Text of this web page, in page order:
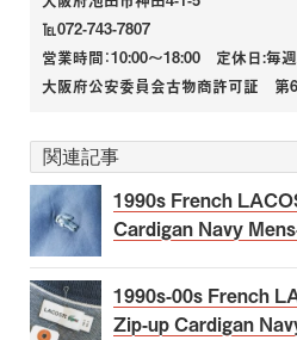
℡072-743-7807
営業時間：10:00～18:00 定休日:毎週
大阪府公安委員会古物商許可証 第
関連記事
1990s French
Cardigan Navy
1990s-00s French
Zip-up Cardigan